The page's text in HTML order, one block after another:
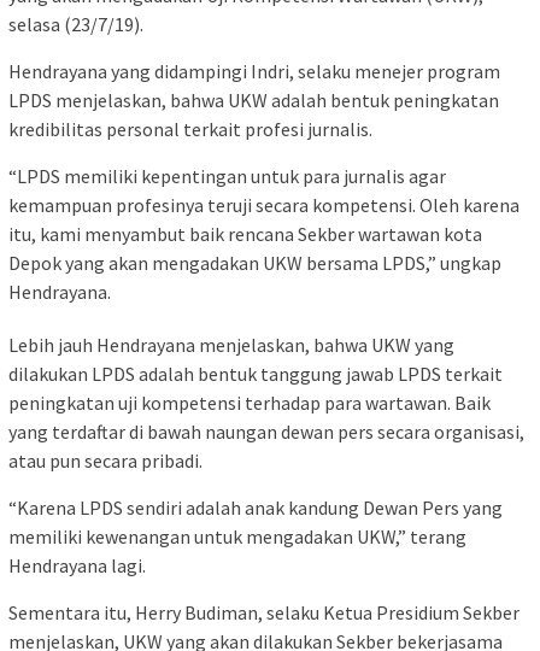
selasa (23/7/19).
Hendrayana yang didampingi Indri, selaku menejer program
LPDS menjelaskan, bahwa UKW adalah bentuk peningkatan
kredibilitas personal terkait profesi jurnalis.
“LPDS memiliki kepentingan untuk para jurnalis agar
kemampuan profesinya teruji secara kompetensi. Oleh karena
itu, kami menyambut baik rencana Sekber wartawan kota
Depok yang akan mengadakan UKW bersama LPDS,” ungkap
Hendrayana.
Lebih jauh Hendrayana menjelaskan, bahwa UKW yang
dilakukan LPDS adalah bentuk tanggung jawab LPDS terkait
peningkatan uji kompetensi terhadap para wartawan. Baik
yang terdaftar di bawah naungan dewan pers secara organisasi,
atau pun secara pribadi.
“Karena LPDS sendiri adalah anak kandung Dewan Pers yang
memiliki kewenangan untuk mengadakan UKW,” terang
Hendrayana lagi.
Sementara itu, Herry Budiman, selaku Ketua Presidium Sekber
menjelaskan, UKW yang akan dilakukan Sekber bekerjasama